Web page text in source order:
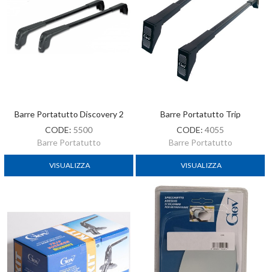
Barre Portatutto Discovery 2
CODE: 5500
Barre Portatutto
VISUALIZZA
Barre Portatutto Trip
CODE: 4055
Barre Portatutto
VISUALIZZA